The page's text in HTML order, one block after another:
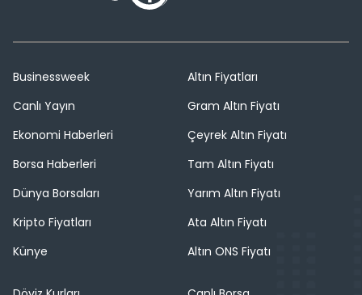
Businessweek
Canlı Yayın
Ekonomi Haberleri
Borsa Haberleri
Dünya Borsaları
Kripto Fiyatları
Künye
Altın Fiyatları
Gram Altın Fiyatı
Çeyrek Altın Fiyatı
Tam Altın Fiyatı
Yarım Altın Fiyatı
Ata Altın Fiyatı
Altın ONS Fiyatı